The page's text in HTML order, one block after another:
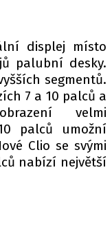
displej místo
palubní desky.
segmentů.
7 a 10 palců a
velmi
palců umožní
Clio se svými
nabízí největší